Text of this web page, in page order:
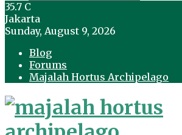
35.7 C
Jakarta
Sunday, August 9, 2026
Blog
Forums
Majalah Hortus Archipelago